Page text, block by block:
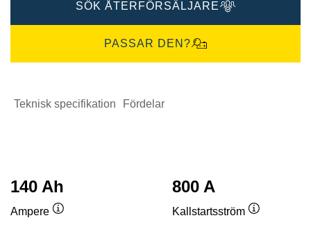
SÖK ÅTERFÖRSÄLJARE
PASSAR DEN?
Teknisk specifikation Fördelar
140 Ah
Ampere
800 A
Kallstartsström